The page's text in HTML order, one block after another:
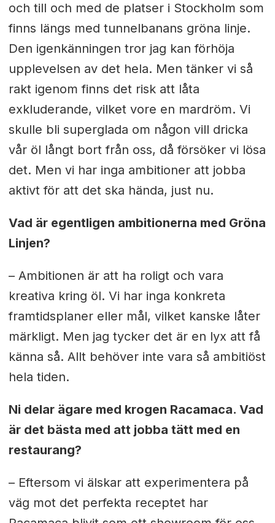
och till och med de platser i Stockholm som
finns längs med tunnelbanans gröna linje.
Den igenkänningen tror jag kan förhöja
upplevelsen av det hela. Men tänker vi så
rakt igenom finns det risk att låta
exkluderande, vilket vore en mardröm. Vi
skulle bli superglada om någon vill dricka
vår öl långt bort från oss, då försöker vi lösa
det. Men vi har inga ambitioner att jobba
aktivt för att det ska hända, just nu.
Vad är egentligen ambitionerna med Gröna
Linjen?
– Ambitionen är att ha roligt och vara
kreativa kring öl. Vi har inga konkreta
framtidsplaner eller mål, vilket kanske låter
märkligt. Men jag tycker det är en lyx att få
känna så. Allt behöver inte vara så ambitiöst
hela tiden.
Ni delar ägare med krogen Racamaca. Vad
är det bästa med att jobba tätt med en
restaurang?
– Eftersom vi älskar att experimentera på
väg mot det perfekta receptet har